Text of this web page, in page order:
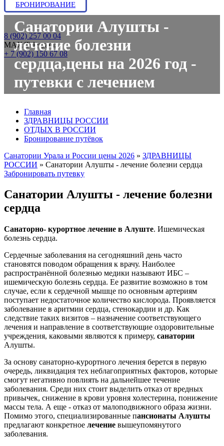
БРОНИРОВАНИЕ
8 (902) 257 00 04
МАХ/Telegram:
+ 7 (902) 150 67 08
Санатории Алушты -
лечение болезни
сердца,цены на 2026 год -
путевки с лечением
Главная
ЗДРАВНИЦЫ РОССИИ
ОТДЫХ В РОССИИ
Бронирование путёвок
Санатории Урала и России цены 2026 » ЗДРАВНИЦЫ
РОССИИ » Санатории Алушты - лечение болезни сердца
Забронировать путевку
Санатории Алушты - лечение болезни
сердца
Санаторно- курортное лечение в Алуште. Ишемическая
болезнь сердца.
Сердечные заболевания на сегодняшний день часто
становятся поводом обращения к врачу. Наиболее
распространённой болезнью медики называют ИБС –
ишемическую болезнь сердца. Ее развитие возможно в том
случае, если к сердечной мышце по основным артериям
поступает недостаточное количество кислорода. Проявляется
заболевание в аритмии сердца, стенокардии и др. Как
следствие таких визитов – назначение соответствующего
лечения и направление в соответствующие оздоровительные
учреждения, каковыми являются к примеру, санатории
Алушты.
За основу санаторно-курортного лечения берется в первую
очередь, ликвидация тех неблагоприятных факторов, которые
смогут негативно повлиять на дальнейшее течение
заболевания. Среди них стоит выделить отказ от вредных
привычек, снижение в крови уровня холестерина, понижение
массы тела. А еще - отказ от малоподвижного образа жизни.
Помимо этого, специализированные пансионаты Алушты
предлагают конкретное лечение вышеупомянутого
заболевания.